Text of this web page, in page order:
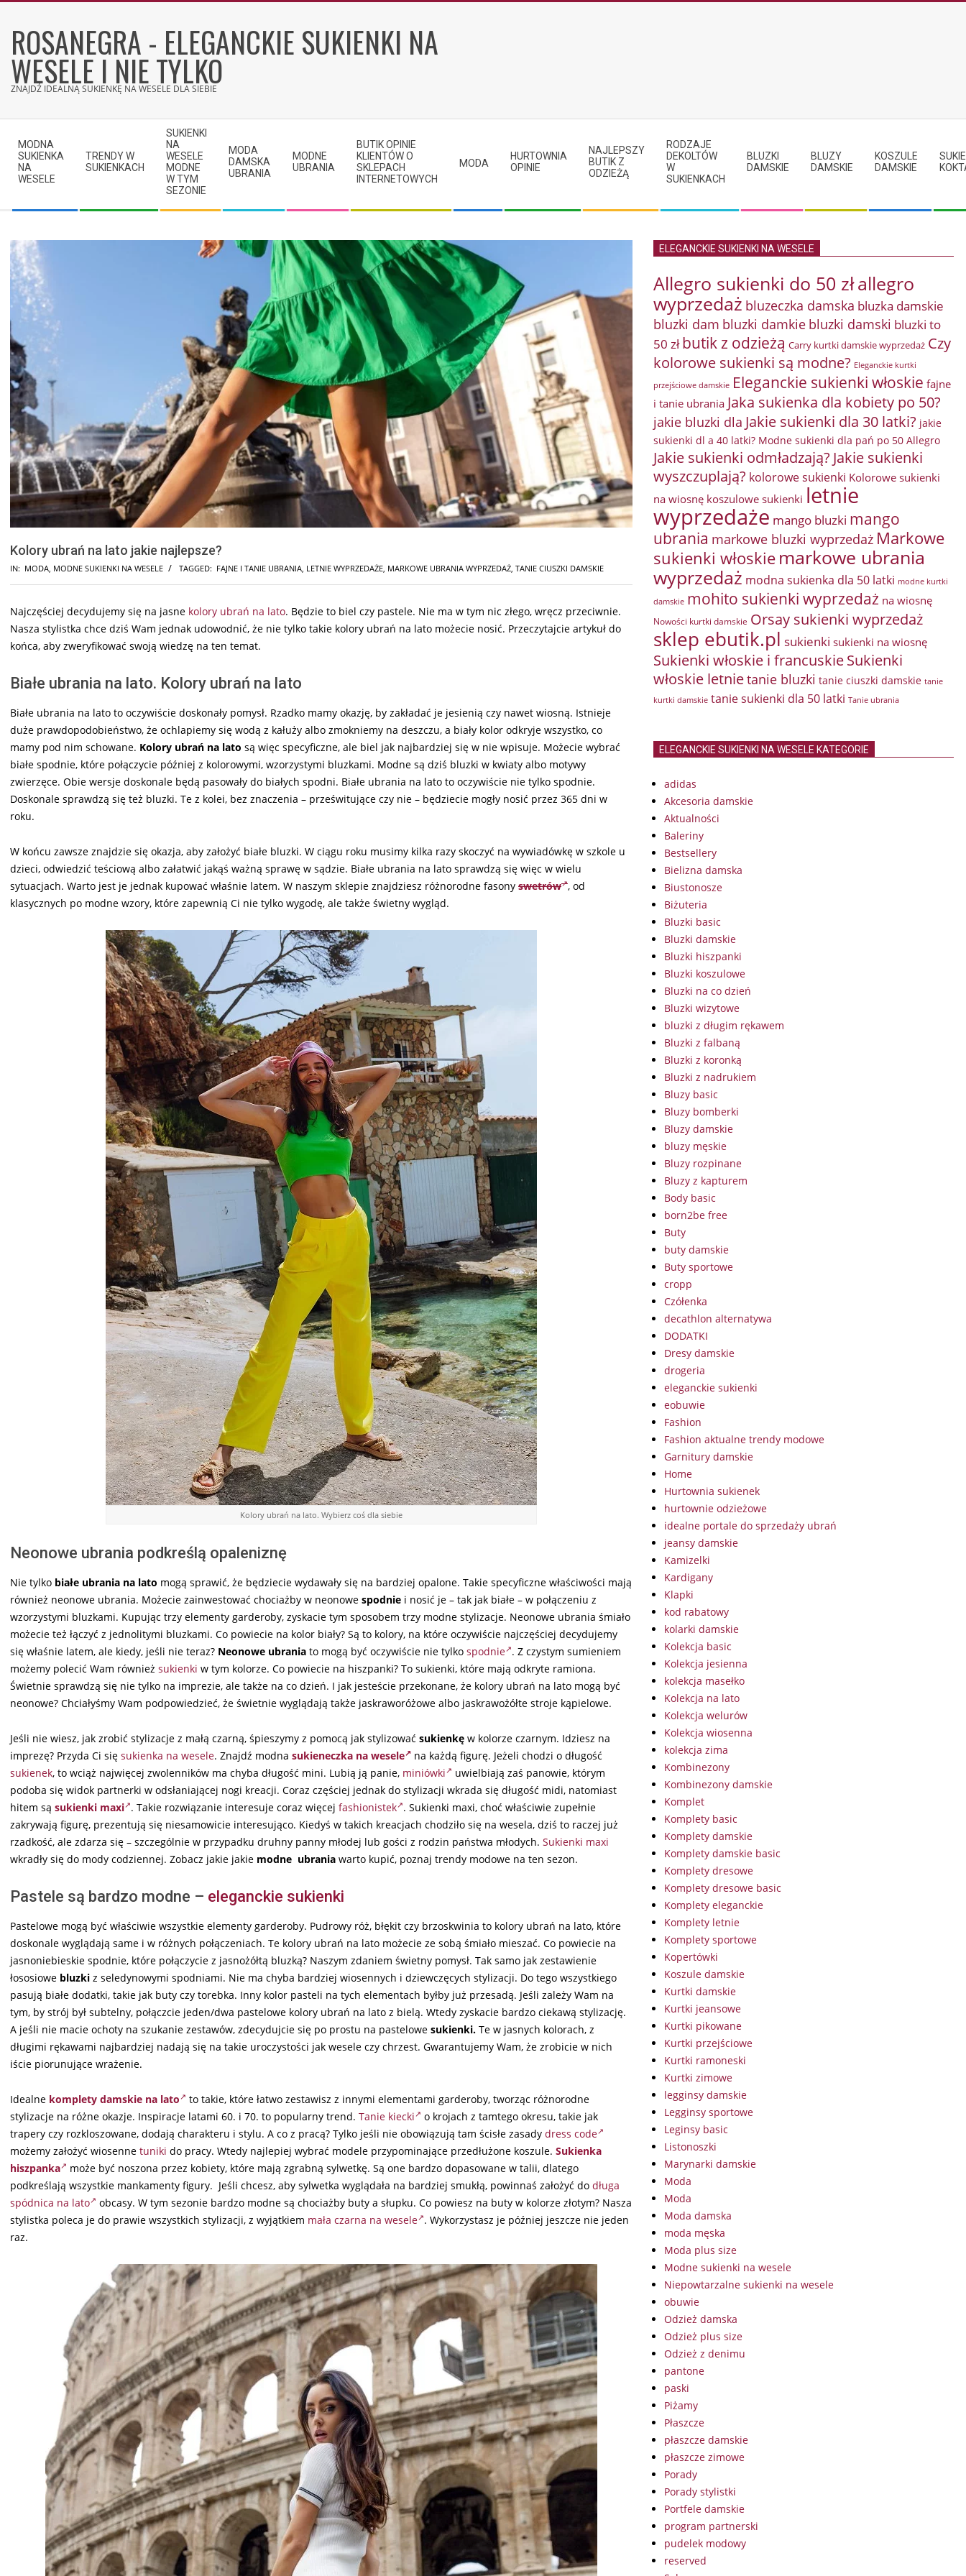
contentROSANEGRA - ELEGANCKIE SUKIENKI NA
WESELE I NIE TYLKO
ZNAJDŹ IDEALNĄ SUKIENKĘ NA WESELE DLA SIEBIE
Navigation
Menu
MODNA
SUKIENKA
NA
WESELE
TRENDY W
SUKIENKACH
SUKIENKI
NA
WESELE
MODNE
W TYM
SEZONIE
MODA
DAMSKA
UBRANIA
MODNE
UBRANIA
BUTIK OPINIE
KLIENTÓW O
SKLEPACH
INTERNETOWYCH
MODA
HURTOWNIA
OPINIE
NAJLEPSZY
BUTIK Z
ODZIEŻĄ
RODZAJE
DEKOLTÓW
W
SUKIENKACH
BLUZKI
DAMSKIE
BLUZY
DAMSKIE
KOSZULE
DAMSKIE
Kolory ubrań na lato jakie najlepsze?
IN: MODA, MODNE SUKIENKI NA WESELE TAGGED: FAJNE I TANIE UBRANIA, LETNIE WYPRZEDAŻE, MARKOWE UBRANIA WYPRZEDAŻ, TANIE CIUSZKI DAMSKIE
Najczęściej decydujemy się na jasne kolory ubrań na lato. Będzie to biel czy pastele. Nie ma w tym nic złego, wręcz przeciwnie.
Nasza stylistka chce dziś Wam jednak udowodnić, że nie tylko takie kolory ubrań na lato możecie nosić. Przeczytajcie artykuł do
końca, aby zweryfikować swoją wiedzę na ten temat.
Białe ubrania na lato. Kolory ubrań na lato
Białe ubrania na lato to oczywiście doskonały pomysł. Rzadko mamy okazję, by zakładać je jesienią czy nawet wiosną. Istnieje
duże prawdopodobieństwo, że ochlapiemy się wodą z kałuży albo zmokniemy na deszczu, a biały kolor odkryje wszystko, co
mamy pod nim schowane. Kolory ubrań na lato są więc specyficzne, ale biel jak najbardziej się w nie wpisuje. Możecie wybrać
białe spodnie, które połączycie później z kolorowymi, wzorzystymi bluzkami. Modne są dziś bluzki w kwiaty albo motywy
zwierzęce. Obie wersje doskonale będą pasowały do białych spodni. Białe ubrania na lato to oczywiście nie tylko spodnie.
Doskonale sprawdzą się też bluzki. Te z kolei, bez znaczenia – prześwitujące czy nie – będziecie mogły nosić przez 365 dni w
roku.
W końcu zawsze znajdzie się okazja, aby założyć białe bluzki. W ciągu roku musimy kilka razy skoczyć na wywiadówkę w szkole u
dzieci, odwiedzić teściową albo załatwić jakąś ważną sprawę w sądzie. Białe ubrania na lato sprawdzą się więc w wielu
sytuacjach. Warto jest je jednak kupować właśnie latem. W naszym sklepie znajdziesz różnorodne fasony swetrów , od
klasycznych po modne wzory, które zapewnią Ci nie tylko wygodę, ale także świetny wygląd.
Kolory ubrań na lato. Wybierz coś dla siebie
Neonowe ubrania podkreślą opaleniznę
Nie tylko białe ubrania na lato mogą sprawić, że będziecie wydawały się na bardziej opalone. Takie specyficzne właściwości mają
również neonowe ubrania. Możecie zainwestować chociażby w neonowe spodnie i nosić je – tak jak białe – w połączeniu z
wzorzystymi bluzkami. Kupując trzy elementy garderoby, zyskacie tym sposobem trzy modne stylizacje. Neonowe ubrania śmiało
możecie też łączyć z jednolitymi bluzkami. Co powiecie na kolor biały? Są to kolory, na które oczywiście najczęściej decydujemy
się właśnie latem, ale kiedy, jeśli nie teraz? Neonowe ubrania to mogą być oczywiście nie tylko spodnie . Z czystym sumieniem
możemy polecić Wam również sukienki w tym kolorze. Co powiecie na hiszpanki? To sukienki, które mają odkryte ramiona.
Świetnie sprawdzą się nie tylko na imprezie, ale także na co dzień. I jak jesteście przekonane, że kolory ubrań na lato mogą być
neonowe? Chciałyśmy Wam podpowiedzieć, że świetnie wyglądają także jaskraworóżowe albo jaskrawożółte stroje kąpielowe.
Jeśli nie wiesz, jak zrobić stylizacje z małą czarną, śpieszymy z pomocą jak stylizować sukienkę w kolorze czarnym. Idziesz na
imprezę? Przyda Ci się sukienka na wesele. Znajdź modna sukieneczka na wesele
na każdą figurę. Jeżeli chodzi o długość
sukienek, to wciąż najwięcej zwolenników ma chyba długość mini. Lubią ją panie, miniówki
uwielbiają zaś panowie, którym
podoba się widok partnerki w odsłaniającej nogi kreacji. Coraz częściej jednak do stylizacji wkrada się długość midi, natomiast
hitem są sukienki maxi . Takie rozwiązanie interesuje coraz więcej fashionistek . Sukienki maxi, choć właściwie zupełnie
zakrywają figurę, prezentują się niesamowicie interesująco. Kiedyś w takich kreacjach chodziło się na wesela, dziś to raczej już
rzadkość, ale zdarza się – szczególnie w przypadku druhny panny młodej lub gości z rodzin państwa młodych. Sukienki maxi
wkradły się do mody codziennej. Zobacz jakie jakie modne ubrania warto kupić, poznaj trendy modowe na ten sezon.
Pastele są bardzo modne – eleganckie sukienki
Pastelowe mogą być właściwie wszystkie elementy garderoby. Pudrowy róż, błękit czy brzoskwinia to kolory ubrań na lato, które
doskonale wyglądają same i w różnych połączeniach. Te kolory ubrań na lato możecie ze sobą śmiało mieszać. Co powiecie na
jasnoniebieskie spodnie, które połączycie z jasnożółtą bluzką? Naszym zdaniem świetny pomysł. Tak samo jak zestawienie
łososiowe bluzki z seledynowymi spodniami. Nie ma chyba bardziej wiosennych i dziewczęcych stylizacji. Do tego wszystkiego
pasują białe dodatki, takie jak buty czy torebka. Inny kolor pasteli na tych elementach byłby już przesadą. Jeśli zależy Wam na
tym, by strój był subtelny, połączcie jeden/dwa pastelowe kolory ubrań na lato z bielą. Wtedy zyskacie bardzo ciekawą stylizację.
A jeśli nie macie ochoty na szukanie zestawów, zdecydujcie się po prostu na pastelowe sukienki. Te w jasnych kolorach, z
długimi rękawami najbardziej nadają się na takie uroczystości jak wesele czy chrzest. Gwarantujemy Wam, że zrobicie w nich
iście piorunujące wrażenie.
Idealne komplety damskie na lato
to takie, które łatwo zestawisz z innymi elementami garderoby, tworząc różnorodne
stylizacje na różne okazje. Inspiracje latami 60. i 70. to popularny trend. Tanie kiecki
o krojach z tamtego okresu, takie jak
trapery czy rozkloszowane, dodają charakteru i stylu. A co z pracą? Tylko jeśli nie obowiązują tam ścisłe zasady dress code
możemy założyć wiosenne tuniki do pracy. Wtedy najlepiej wybrać modele przypominające przedłużone koszule. Sukienka
hiszpanka
może być noszona przez kobiety, które mają zgrabną sylwetkę. Są one bardzo dopasowane w talii, dlatego
podkreślają wszystkie mankamenty figury. Jeśli chcesz, aby sylwetka wyglądała na bardziej smukłą, powinnaś założyć do długa
spódnica na lato
obcasy. W tym sezonie bardzo modne są chociażby buty a słupku. Co powiesz na buty w kolorze złotym? Nasza
stylistka poleca je do prawie wszystkich stylizacji, z wyjątkiem mała czarna na wesele . Wykorzystasz je później jeszcze nie jeden
raz.
ELEGANCKIE SUKIENKI NA WESELE
Allegro sukienki do 50 złallegro
wyprzedaż bluzeczka damska bluzka damskie
bluzki dam bluzki damkie bluzki damski bluzki to
50 zł butik z odzieżą Carry kurtki damskie wyprzedaż Czy
kolorowe sukienki są modne? Eleganckie kurtki
przejściowe damskie Eleganckie sukienki włoskie fajne
i tanie ubrania Jaka sukienka dla kobiety po 50?
jakie bluzki dla Jakie sukienki dla 30 latki? jakie
sukienki dl a 40 latki? Modne sukienki dla pań po 50 Allegro
Jakie sukienki odmładzają? Jakie sukienki
wyszczuplają? kolorowe sukienki Kolorowe sukienki
na wiosnę koszulowe sukienki letnie
wyprzedaże mango bluzki mango
ubrania markowe bluzki wyprzedaż Markowe
sukienki włoskie markowe ubrania
wyprzedaż modna sukienka dla 50 latki modne kurtki
damskie mohito sukienki wyprzedaż na wiosnę
Nowości kurtki damskie Orsay sukienki wyprzedaż
sklep ebutik.pl sukienki sukienki na wiosnę
Sukienki włoskie i francuskieSukienki
włoskie letnietanie bluzki tanie ciuszki damskie tanie
kurtki damskie tanie sukienki dla 50 latki Tanie ubrania
ELEGANCKIE SUKIENKI NA WESELE KATEGORIE
adidas
Akcesoria damskie
Aktualności
Baleriny
Bestsellery
Bielizna damska
Biustonosze
Biżuteria
Bluzki basic
Bluzki damskie
Bluzki hiszpanki
Bluzki koszulowe
Bluzki na co dzień
Bluzki wizytowe
bluzki z długim rękawem
Bluzki z falbaną
Bluzki z koronką
Bluzki z nadrukiem
Bluzy basic
Bluzy bomberki
Bluzy damskie
bluzy męskie
Bluzy rozpinane
Bluzy z kapturem
Body basic
born2be free
Buty
buty damskie
Buty sportowe
cropp
Czółenka
decathlon alternatywa
DODATKI
Dresy damskie
drogeria
eleganckie sukienki
eobuwie
Fashion
Fashion aktualne trendy modowe
Garnitury damskie
Home
Hurtownia sukienek
hurtownie odzieżowe
idealne portale do sprzedaży ubrań
jeansy damskie
Kamizelki
Kardigany
Klapki
kod rabatowy
kolarki damskie
Kolekcja basic
Kolekcja jesienna
kolekcja masełko
Kolekcja na lato
Kolekcja welurów
Kolekcja wiosenna
kolekcja zima
Kombinezony
Kombinezony damskie
Komplet
Komplety basic
Komplety damskie
Komplety damskie basic
Komplety dresowe
Komplety dresowe basic
Komplety eleganckie
Komplety letnie
Komplety sportowe
Kopertówki
Koszule damskie
Kurtki damskie
Kurtki jeansowe
Kurtki pikowane
Kurtki przejściowe
Kurtki ramoneski
Kurtki zimowe
legginsy damskie
Legginsy sportowe
Leginsy basic
Listonoszki
Marynarki damskie
Moda
Moda
Moda damska
moda męska
Moda plus size
Modne sukienki na wesele
Niepowtarzalne sukienki na wesele
obuwie
Odzież damska
Odzież plus size
Odzież z denimu
pantone
paski
Piżamy
Płaszcze
płaszcze damskie
płaszcze zimowe
Porady
Porady stylistki
Portfele damskie
program partnerski
pudelek modowy
reserved